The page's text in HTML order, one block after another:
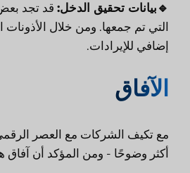
🔹 بيانات تحقيق الدخل:
التي تم جمعها. ومن خلال الأذونات
إضافي للإيرادات.
الآفاق
مع تكيف الشركات مع العصر
أكثر وضوحًا - ومن المؤكد أن آفاق